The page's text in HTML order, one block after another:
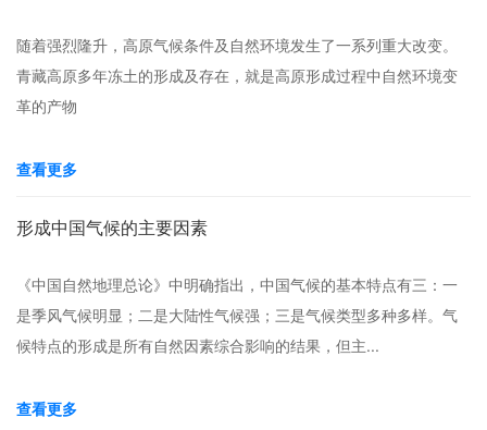
随着强烈隆升，高原气候条件及自然环境发生了一系列重大改变。
青藏高原多年冻土的形成及存在，就是高原形成过程中自然环境变
革的产物
查看更多
形成中国气候的主要因素
《中国自然地理总论》中明确指出，中国气候的基本特点有三：一
是季风气候明显；二是大陆性气候强；三是气候类型多种多样。气
候特点的形成是所有自然因素综合影响的结果，但主...
查看更多